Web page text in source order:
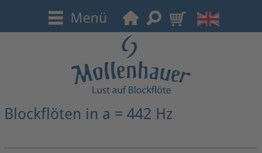
Blockflöten in a = 442 Hz